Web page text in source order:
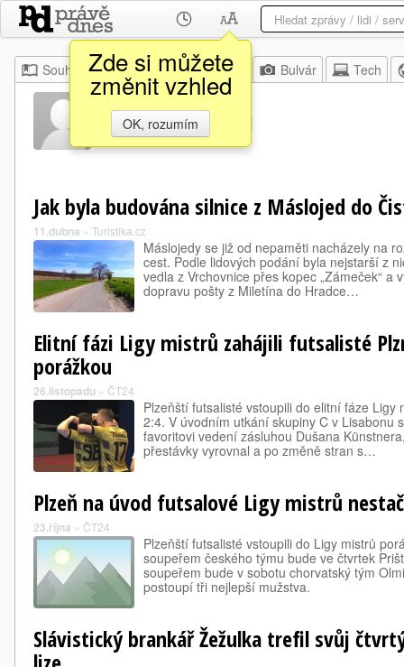
Zde si můžete
změnit vzhled
OK, rozumím
Souhrn Moje Z domova Bulvár Tech
Jan Žežulka
Jak byla budována silnice z Máslojed do
11.dubna » Turistika.cz
Máslojedy se již od nepaměti nacházely na
cest. Podle lidových podání byla nejstarší z
vedla z Vrchovnice přes kopec „Zámeček“ a
dopravu pošty z Miletína do Hradce…
Elitní fázi Ligy mistrů zahájili futsalisté
porážkou
26.listopadu » ČT24
Plzeňští futsalisté vstoupili do elitní fáze Ligy
2:4. V úvodním utkání skupiny C v Lisabonu
favoritovi vedení zásluhou Dušana
přestávky vyrovnal a po změně stran s…
Plzeň na úvod futsalové Ligy mistrů
23.října » ČT24
Plzeňští futsalisté vstoupili do Ligy mistrů
soupeřem českého týmu bude ve čtvrtek
soupeřem bude v sobotu chorvatský tým
postoupí tři nejlepší mužstva.
Slávistický brankář Žežulka trefil svůj